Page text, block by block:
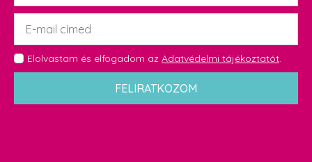
Email
GDPR
*
Elolvastam és elfogadom az Adatvédelmi tájékoztatót.
FELIRATKOZOM